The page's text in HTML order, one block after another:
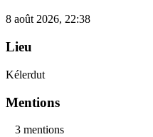
8 août 2026, 22:38
Lieu
Kélerdut
Mentions
3 mentions